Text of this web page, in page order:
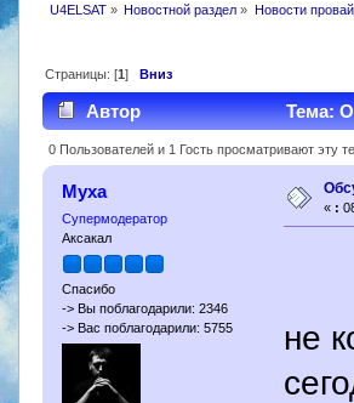
U4ELSAT» Новостной раздел » Новости
Страницы: [1] Вниз
Автор Тема:
0 Пользователей и 1 Гость просматривают эту
Муха
Супермодератор
Аксакал
Спасибо
-> Вы поблагодарили: 2346
-> Вас поблагодарили: 5755
« :
не